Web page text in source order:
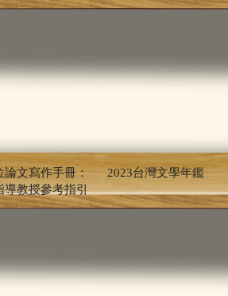
論文寫作手冊：
導教授參考指引
2023台灣文學年鑑